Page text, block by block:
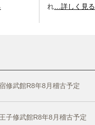
れ…詳しく見る
修武館R8年8月稽古予定
子修武館R8年8月稽古予定